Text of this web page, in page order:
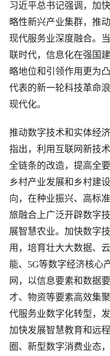
习近平总书记强调，加
略性新兴产业集群，推
现代服务业深度融合。
联时代，信息化在强国
略地位和引领作用更为
代表的新一轮科技革命
现代化。
推动数字技术和实体经
指出，利用互联网新技
全链条的改造，提高全
乡村产业发展和乡村建
向，在种业振兴、高标
旅融合上广泛开辟数字
展智慧农业。加快数字
用，培育壮大大数据、
能、5G等数字经济核心
网，以信息要素和数据
才、物资等要素高效集
代服务业数字化转型，
加快发展智慧教育和远
圈、新型数字消费业态